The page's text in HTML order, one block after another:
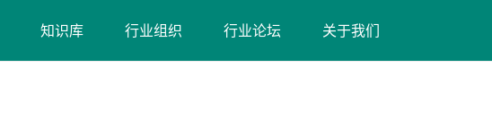
知识库 行业组织
窗
行业论坛（在
窗
关于我们